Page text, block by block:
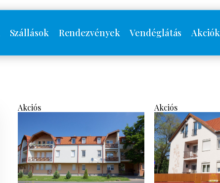
Szállások Rendezvények Vendéglátás Akciók
Akciós Akciós